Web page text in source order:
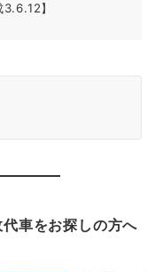
】
車をお探しの方へ